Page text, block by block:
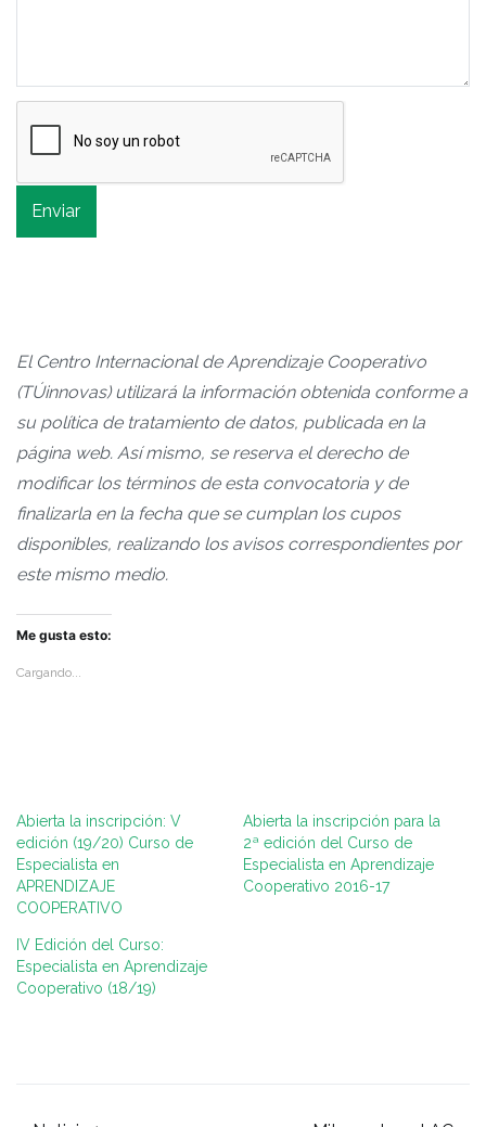
Enviar
El Centro Internacional de Aprendizaje Cooperativo
(TÚinnovas) utilizará la información obtenida conforme a
su política de tratamiento de datos, publicada en la
página web. Así mismo, se reserva el derecho de
modificar los términos de esta convocatoria y de
finalizarla en la fecha que se cumplan los cupos
disponibles, realizando los avisos correspondientes por
este mismo medio.
Me gusta esto:
Cargando...
Abierta la inscripción: V
edición (19/20) Curso de
Especialista en
APRENDIZAJE
COOPERATIVO
Abierta la inscripción para la
2ª edición del Curso de
Especialista en Aprendizaje
Cooperativo 2016-17
IV Edición del Curso:
Especialista en Aprendizaje
Cooperativo (18/19)